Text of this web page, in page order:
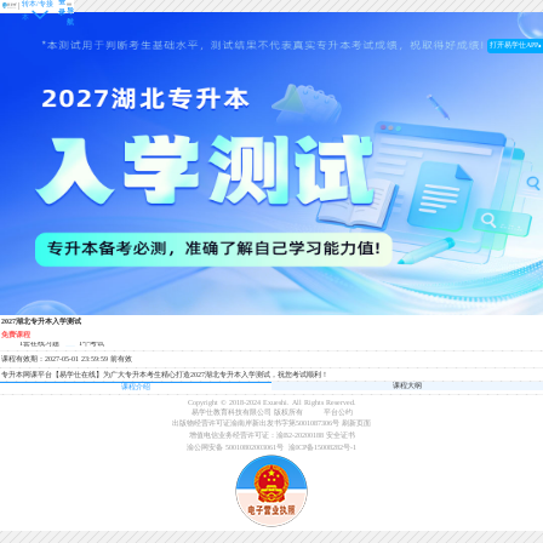
转本/专接
本
登
录导
航
打开易学仕APP
2027湖北专升本入学测试
免费课程
1套在线习题
1个考试
课程有效期：2027-05-01 23:59:59 前有效
专升本网课平台【易学仕在线】为广大专升本考生精心打造2027湖北专升本入学测试，祝您考试顺利！
课程介绍
课程大纲
Copyright © 2018-2024 Exueshi. All Rights Reserved.
易学仕教育科技有限公司 版权所有
平台公约
出版物经营许可证渝南岸新出发书字第5001087306号 刷新页面
增值电信业务经营许可证：渝B2-20200188 安全证书
渝公网安备 50010802003061号
渝ICP备15008282号-1